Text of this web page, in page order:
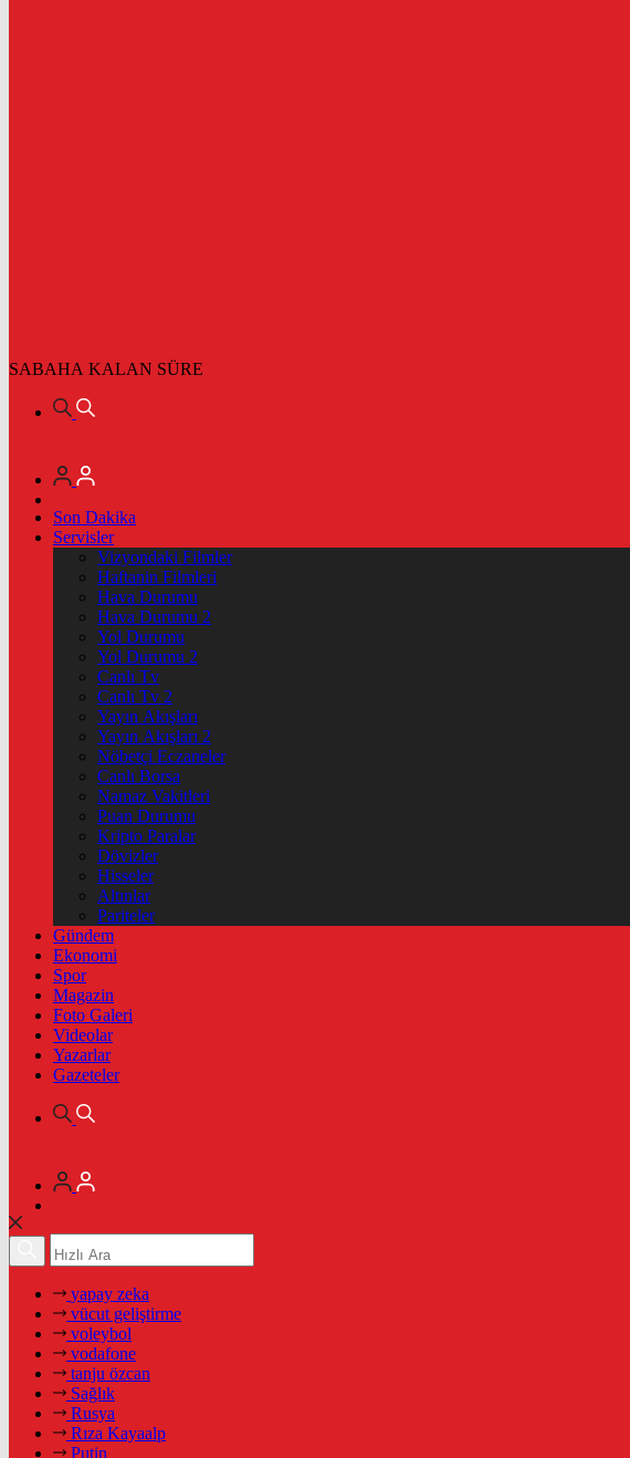
SABAHA KALAN SÜRE
Son Dakika
Servisler
Vizyondaki Filmler
Haftanin Filmleri
Hava Durumu
Hava Durumu 2
Yol Durumu
Yol Durumu 2
Canlı Tv
Canlı Tv 2
Yayın Akışları
Yayın Akışları 2
Nöbetçi Eczaneler
Canlı Borsa
Namaz Vakitleri
Puan Durumu
Kripto Paralar
Dövizler
Hisseler
Altınlar
Pariteler
Gündem
Ekonomi
Spor
Magazin
Foto Galeri
Videolar
Yazarlar
Gazeteler
yapay zeka
vücut geliştirme
voleybol
vodafone
tanju özcan
Sağlık
Rusya
Rıza Kayaalp
Putin